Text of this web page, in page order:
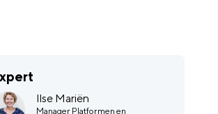
Ilse Mariën
Manager Platformen en